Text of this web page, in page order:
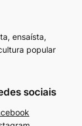
ensaísta,
popular
sociais